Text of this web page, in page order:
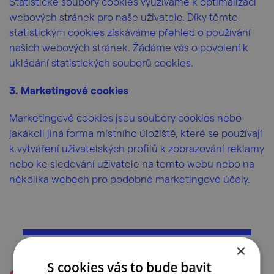
webových stránek pro naše uživatele. Díky těmto
statistickým cookies získáváme přehled o používání
našich webových stránek. Žádáme vás o povolení k
ukládání statistických souborů cookies.
3. Marketingové cookies
Marketingové cookies jsou soubory cookies nebo
jakákoli jiná forma místního úložiště, které se používají
k vytváření uživatelských profilů k zobrazování reklamy
nebo ke sledování uživatele na tomto webu nebo na
několika webech pro podobné marketingové účely.
×
S cookies vás to bude bavit